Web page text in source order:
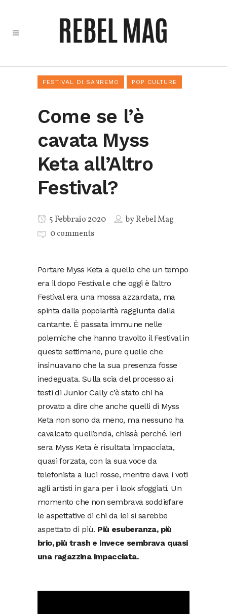
FESTIVAL DI SANREMO POP CULTURE
Come se l’è
cavata Myss
Keta all’Altro
Festival?
5 Febbraio 2020 byRebel Mag
0 comments
Portare Myss Keta a quello che un tempo
era il dopo Festival e che oggi è l’altro
Festival era una mossa azzardata, ma
spinta dalla popolarità raggiunta dalla
cantante. È passata immune nelle
polemiche che hanno travolto il Festival in
queste settimane, pure quelle che
insinuavano che la sua presenza fosse
inedeguata. Sulla scia del processo ai
testi di Junior Cally c’è stato chi ha
provato a dire che anche quelli di Myss
Keta non sono da meno, ma nessuno ha
cavalcato quell’onda, chissà perché. Ieri
sera Myss Keta è risultata impacciata,
quasi forzata, con la sua voce da
telefonista a luci rosse, mentre dava i voti
agli artisti in gara per i look sfoggiati. Un
momento che non sembrava soddisfare
le aspettative di chi da lei si sarebbe
aspettato di più. Più esuberanza, più
brio, più trash e invece sembrava quasi
una ragazzina impacciata.